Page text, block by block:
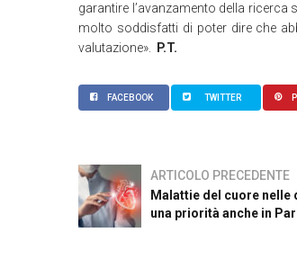
garantire l’avanzamento della
molto soddisfatti di poter dire che
valutazione».
P.T.
FACEBOOK TWITTER
ARTICOLO PRECEDENTE
Malattie del cuore nelle
una priorità anche in